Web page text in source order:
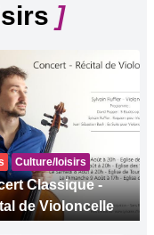
]
Culture/loisirs
Classique -
de Violoncelle